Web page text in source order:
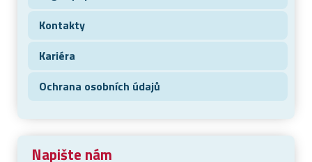
Kontakty
Kariéra
Ochrana osobních údajů
Napište nám